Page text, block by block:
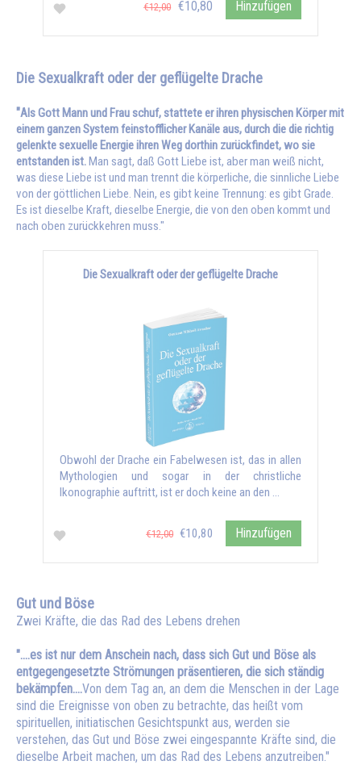
€12,00 €10,80 Hinzufügen
Die Sexualkraft oder der geflügelte Drache
"Als Gott Mann und Frau schuf, stattete er ihren physischen Körper mit
einem ganzen System feinstofflicher Kanäle aus, durch die die richtig
gelenkte sexuelle Energie ihren Weg dorthin zurückfindet, wo sie
entstanden ist.Man sagt, daß Gott Liebe ist, aber man weiß nicht,
was diese Liebe ist und man trennt die körperliche, die sinnliche Liebe
von der göttlichen Liebe. Nein, es gibt keine Trennung: es gibt Grade.
Es ist dieselbe Kraft, dieselbe Energie, die von den oben kommt und
nach oben zurückkehren muss."
Die Sexualkraft oder der geflügelte Drache
Obwohl der Drache ein Fabelwesen ist, das in allen
Mythologien und sogar in der christliche
Ikonographie auftritt, ist er doch keine an den …
€12,00 €10,80 Hinzufügen
Gut und Böse
Zwei Kräfte, die das Rad des Lebens drehen
"....es ist nur dem Anschein nach, dass sich Gut und Böse als
entgegengesetzte Strömungen präsentieren, die sich ständig
bekämpfen....Von dem Tag an, an dem die Menschen in der Lage
sind die Ereignisse von oben zu betrachte, das heißt vom
spirituellen, initiatischen Gesichtspunkt aus, werden sie
verstehen, das Gut und Böse zwei eingespannte Kräfte sind, die
dieselbe Arbeit machen, um das Rad des Lebens anzutreiben."